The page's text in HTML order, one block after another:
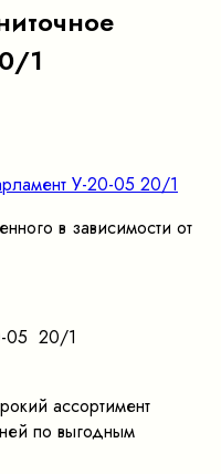
1
в зависимости от
05 20/1
ассортимент
по выгодным